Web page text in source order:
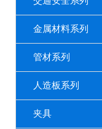
金属材料系列
管材系列
人造板系列
夹具